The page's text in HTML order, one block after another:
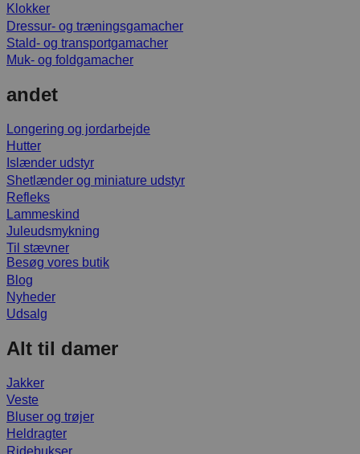
Klokker
Dressur- og træningsgamacher
Stald- og transportgamacher
Muk- og foldgamacher
andet
Longering og jordarbejde
Hutter
Islænder udstyr
Shetlænder og miniature udstyr
Refleks
Lammeskind
Juleudsmykning
Til stævner
Besøg vores butik
Blog
Nyheder
Udsalg
Alt til damer
Jakker
Veste
Bluser og trøjer
Heldragter
Ridebukser